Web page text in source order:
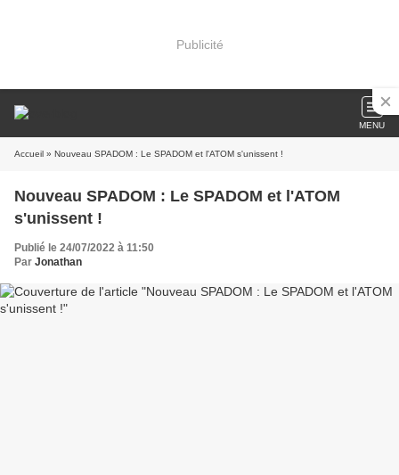
Publicité
MENU
Accueil » Nouveau SPADOM : Le SPADOM et l'ATOM s'unissent !
Nouveau SPADOM : Le SPADOM et l'ATOM
s'unissent !
Publié le 24/07/2022 à 11:50
Par Jonathan